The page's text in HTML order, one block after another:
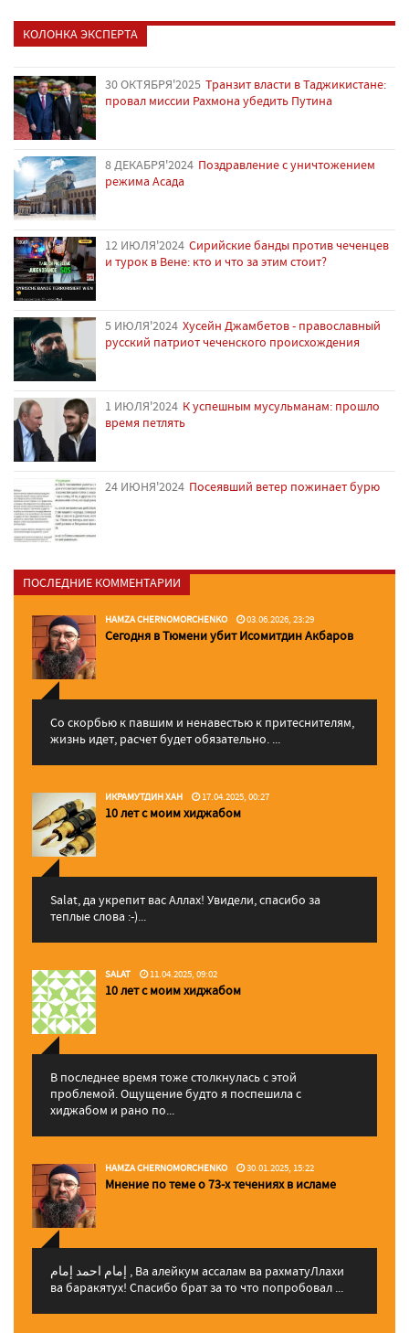
КОЛОНКА ЭКСПЕРТА
30 ОКТЯБРЯ'2025 Транзит власти в Таджикистане:
провал миссии Рахмона убедить Путина
8 ДЕКАБРЯ'2024 Поздравление с уничтожением
режима Асада
12 ИЮЛЯ'2024 Сирийские банды против чеченцев
и турок в Вене: кто и что за этим стоит?
5 ИЮЛЯ'2024 Хусейн Джамбетов - православный
русский патриот чеченского происхождения
1 ИЮЛЯ'2024 К успешным мусульманам: прошло
время петлять
24 ИЮНЯ'2024 Посеявший ветер пожинает бурю
ПОСЛЕДНИЕ КОММЕНТАРИИ
HAMZA CHERNOMORCHENKO 03.06.2026, 23:29
Сегодня в Тюмени убит Исомитдин Акбаров
Со скорбью к павшим и ненавестью к притеснителям,
жизнь идет, расчет будет обязательно. ...
ИКРАМУТДИН ХАН 17.04.2025, 00:27
10 лет с моим хиджабом
Salat, да укрепит вас Аллаx! Увидели, спасибо за
теплые слова :-)...
SALAT 11.04.2025, 09:02
10 лет с моим хиджабом
В последнее время тоже столкнулась с этой
проблемой. Ощущение будто я поспешила с
хиджабом и рано по...
HAMZA CHERNOMORCHENKO 30.01.2025, 15:22
Мнение по теме о 73-х течениях в исламе
إمام احمد إمام , Ва алейкум ассалам ва рахматуЛлахи
ва баракятух! Спасибо брат за то что попробовал ...